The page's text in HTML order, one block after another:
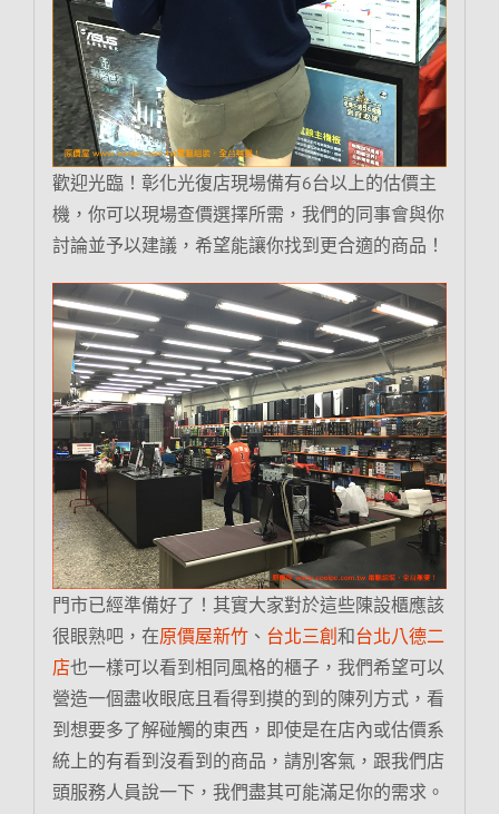
歡迎光臨！彰化光復店現場備有6台以上的估價主
機，你可以現場查價選擇所需，我們的同事會與你
討論並予以建議，希望能讓你找到更合適的商品！
門市已經準備好了！其實大家對於這些陳設櫃應該
很眼熟吧，在原價屋新竹、 台北三創 和台北八德二
店也一樣可以看到相同風格的櫃子，我們希望可以
營造一個盡收眼底且看得到摸的到的陳列方式，看
到想要多了解碰觸的東西，即使是在店內或估價系
統上的有看到沒看到的商品，請別客氣，跟我們店
頭服務人員說一下，我們盡其可能滿足你的需求。